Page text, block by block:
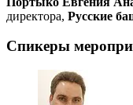
директора, Русские
Спикеры